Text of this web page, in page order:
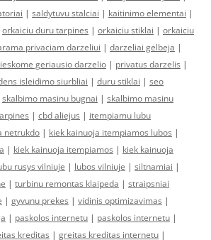
| saldytuvu stalciai | kaitinimo elementai |
orkaiciu duru tarpines | orkaiciu stiklai | orkaiciu
privaciam darzeliui | darzeliai gelbeja |
ieskome geriausio darzelio | privatus darzelis |
isleidimo siurbliai | duru stiklai | seo
skalbimo masinu bugnai | skalbimo masinu
| cbd aliejus | itempiamu lubu
netrukdo | kiek kainuoja itempiamos lubos |
| kiek kainuoja itempiamos | kiek kainuoja
rusys vilniuje | lubos vilniuje | siltnamiai |
| turbinu remontas klaipeda | straipsniai
| gyvunu prekes | vidinis optimizavimas |
| paskolos internetu | paskolos internetu |
kreditas | greitas kreditas internetu |